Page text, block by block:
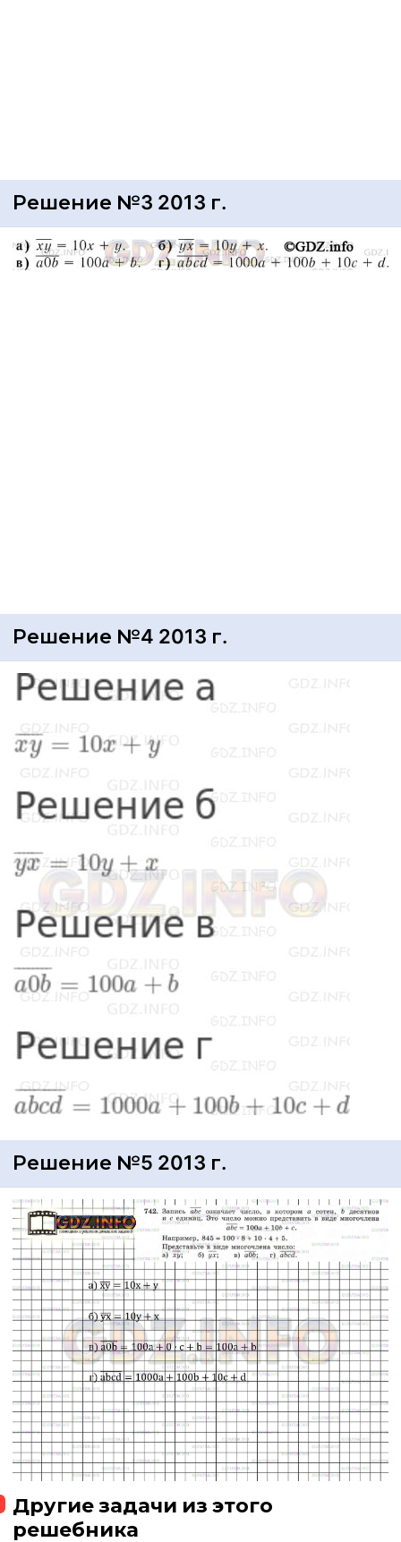
Решение №3 2013 г.
Решение №4 2013 г.
Решение №5 2013 г.
Другие задачи из этого
решебника